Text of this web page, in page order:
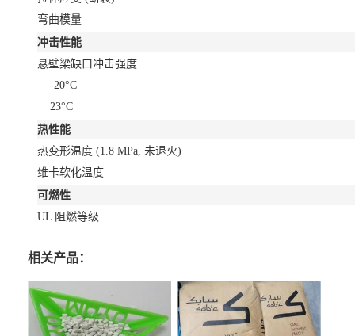
弯曲模量
冲击性能
悬壁梁缺口冲击强度
-20°C
23°C
热性能
热变形温度 (1.8 MPa, 未退火)
维卡软化温度
可燃性
UL 阻燃等级
相关产品：